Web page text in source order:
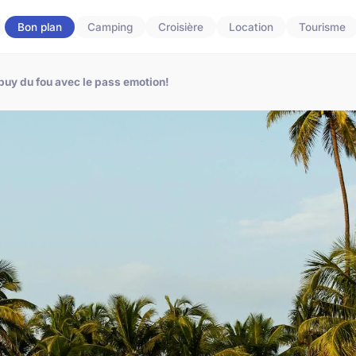
Bon plan Camping Croisière Location Tourisme
du fou avec le pass emotion!